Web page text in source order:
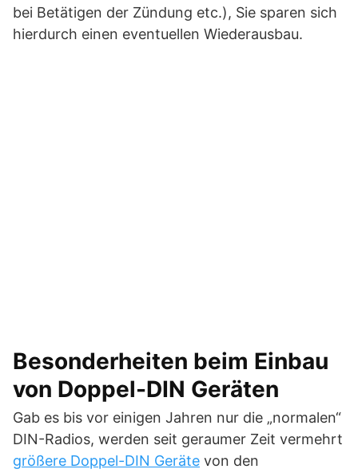
bei Betätigen der Zündung etc.), Sie sparen sich
hierdurch einen eventuellen Wiederausbau.
Besonderheiten beim Einbau
von Doppel-DIN Geräten
Gab es bis vor einigen Jahren nur die „normalen“
DIN-Radios, werden seit geraumer Zeit vermehrt
größere Doppel-DIN Geräte von den